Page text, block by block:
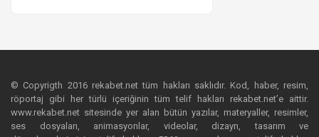
© Copyrigth 2016 rekabet.net tüm hakları saklıdır. Kod, haber, resim,
röportaj gibi her türlü içeriğinin tüm telif hakları rekabet.net’e aittir.
www.rekabet.net sitesinde yer alan bütün yazılar, materyaller, resimler,
ses dosyaları, animasyonlar, videolar, dizayn, tasarım ve